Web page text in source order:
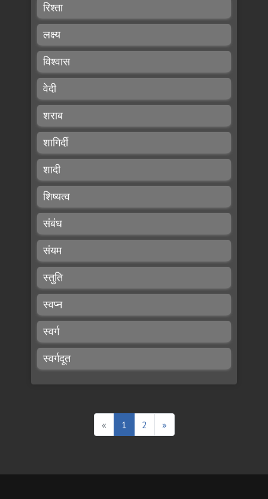
रिश्ता
लक्ष्य
विश्वास
वेदी
शराब
शागिर्दी
शादी
शिष्यत्व
संबंध
संयम
स्तुति
स्वप्न
स्वर्ग
स्वर्गदूत
« 1 2 »